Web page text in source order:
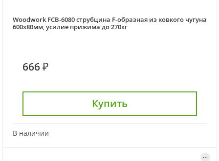
Woodwork FCB-6080 струбцина F-образная из ковкого чугуна
600х80мм, усилие прижима до 270кг
666 ₽
Купить
В наличии